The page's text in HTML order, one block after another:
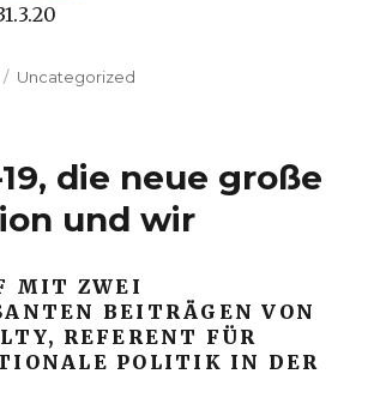
Kategorien
Uncategorized
die neue große
und wir
MIT ZWEI
BEITRÄGEN VON
REFERENT FÜR
POLITIK IN DER